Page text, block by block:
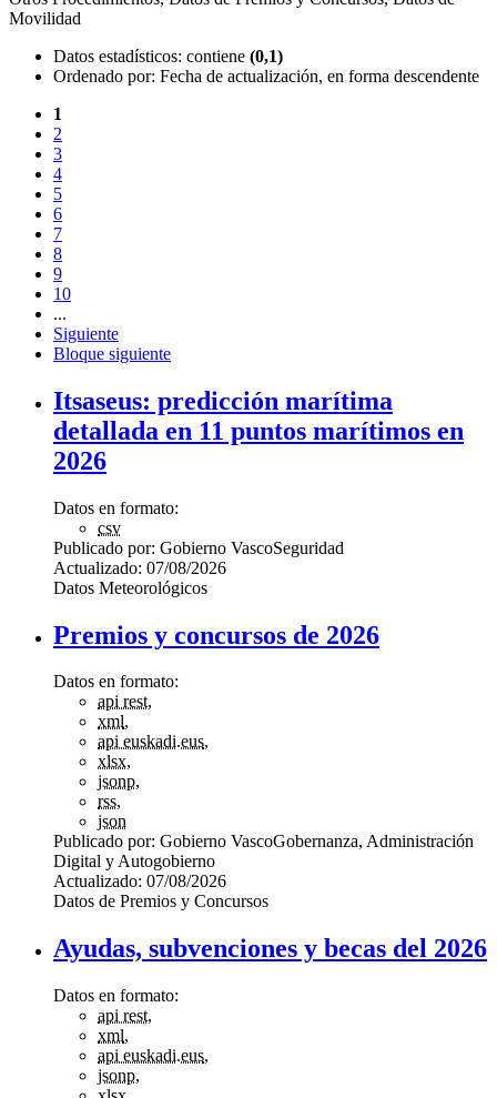
Movilidad
Datos estadísticos: contiene (0,1)
Ordenado por: Fecha de actualización, en forma descendente
1
2
3
4
5
6
7
8
9
10
...
Siguiente
Bloque siguiente
Itsaseus: predicción marítima
detallada en 11 puntos marítimos en
2026
Datos en formato:
csv
Publicado por: Gobierno VascoSeguridad
Actualizado: 07/08/2026
Datos Meteorológicos
Premios y concursos de 2026
Datos en formato:
api rest,
xml,
api euskadi.eus,
xlsx,
jsonp,
rss,
json
Publicado por: Gobierno VascoGobernanza, Administración
Digital y Autogobierno
Actualizado: 07/08/2026
Datos de Premios y Concursos
Ayudas, subvenciones y becas del 2026
Datos en formato:
api rest,
xml,
api euskadi.eus,
jsonp,